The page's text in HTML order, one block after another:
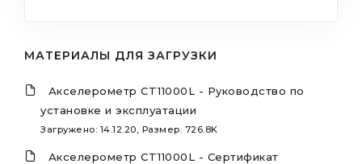
МАТЕРИАЛЫ ДЛЯ ЗАГРУЗКИ
Акселерометр CT11000L - Руководство по
установке и эксплуатации
Загружено: 14.12.20, Размер: 726.8K
Акселерометр CT11000L - Сертификат